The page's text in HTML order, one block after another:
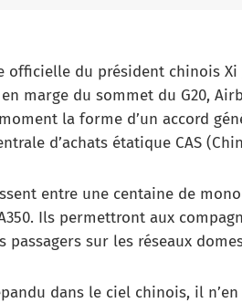
officielle du président chinois
marge du sommet du G20,
la forme d’un accord
d’achats étatique CAS
entre une centaine de
Ils permettront aux
passagers sur les réseaux
dans le ciel chinois, il